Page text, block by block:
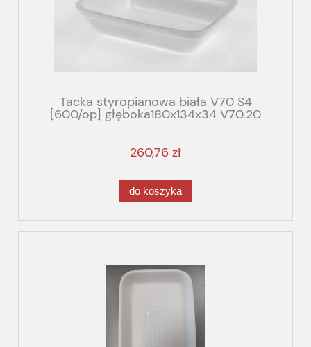
Tacka styropianowa biała V70 S4
[600/op] głęboka180x134x34 V70.20
260,76 zł
do koszyka